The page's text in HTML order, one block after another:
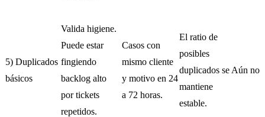
5) Duplicados
básicos
Valida higiene.
Puede estar
fingiendo
backlog alto
por tickets
repetidos.
Casos con
mismo cliente
y motivo en 24
a 72 horas.
El ratio de
posibles
duplicados se
mantiene
estable.
Aún no